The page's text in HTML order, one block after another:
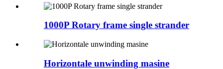
1000P Rotary frame single strander
Horizontale unwinding masine